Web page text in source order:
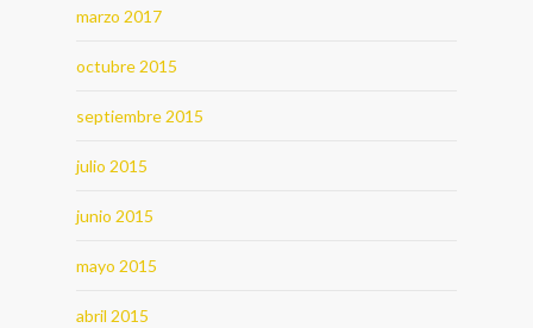
marzo 2017
octubre 2015
septiembre 2015
julio 2015
junio 2015
mayo 2015
abril 2015